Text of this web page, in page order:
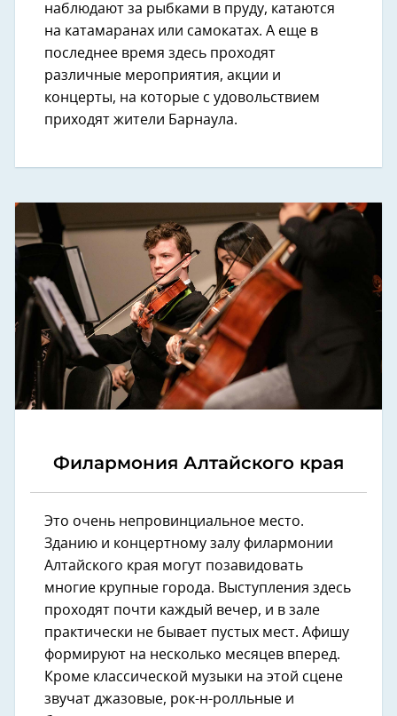
наблюдают за рыбками в пруду, катаются
на катамаранах или самокатах. А еще в
последнее время здесь проходят
различные мероприятия, акции и
концерты, на которые с удовольствием
приходят жители Барнаула.
Филармония Алтайского края
Это очень непровинциальное место.
Зданию и концертному залу филармонии
Алтайского края могут позавидовать
многие крупные города. Выступления здесь
проходят почти каждый вечер, и в зале
практически не бывает пустых мест. Афишу
формируют на несколько месяцев вперед.
Кроме классической музыки на этой сцене
звучат джазовые, рок-н-ролльные и